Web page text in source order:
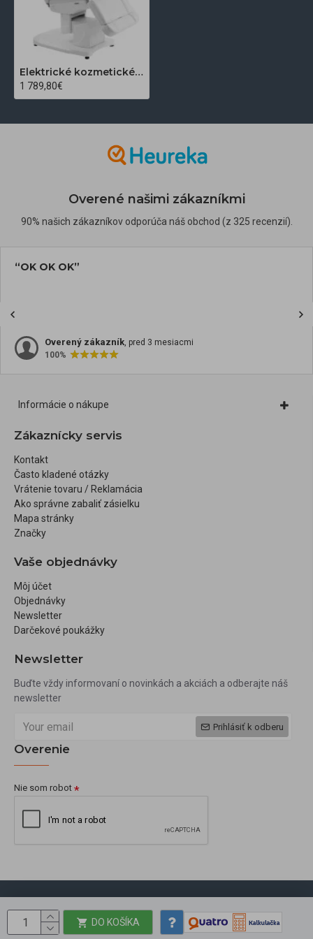
DO KOŠÍKA
Elektrické kozmetické kreslo Azzurro 708A biele
1 789,80€
Overené našimi zákazníkmi
90% našich zákazníkov odporúča náš obchod (z 325 recenzií).
“OK OK OK”
Overený zákazník, pred 3 mesiacmi
100%
Informácie o nákupe
Zákaznícky servis
Kontakt
Často kladené otázky
Vrátenie tovaru / Reklamácia
Ako správne zabaliť zásielku
Mapa stránky
Značky
Vaše objednávky
Môj účet
Objednávky
Newsletter
Darčekové poukážky
Newsletter
Buďte vždy informovaní o novinkách a akciách a odberajte náš
newsletter
Prihlásiť k odberu
Overenie
Nie som robot